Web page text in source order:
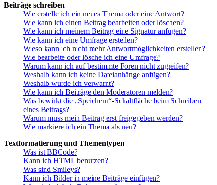
Beiträge schreiben
Wie erstelle ich ein neues Thema oder eine Antwort?
Wie kann ich einen Beitrag bearbeiten oder löschen?
Wie kann ich meinem Beitrag eine Signatur anfügen?
Wie kann ich eine Umfrage erstellen?
Wieso kann ich nicht mehr Antwortmöglichkeiten erstellen?
Wie bearbeite oder lösche ich eine Umfrage?
Warum kann ich auf bestimmte Foren nicht zugreifen?
Weshalb kann ich keine Dateianhänge anfügen?
Weshalb wurde ich verwarnt?
Wie kann ich Beiträge den Moderatoren melden?
Was bewirkt die „Speichern“-Schaltfläche beim Schreiben
eines Beitrags?
Warum muss mein Beitrag erst freigegeben werden?
Wie markiere ich ein Thema als neu?
Textformatierung und Thementypen
Was ist BBCode?
Kann ich HTML benutzen?
Was sind Smileys?
Kann ich Bilder in meine Beiträge einfügen?